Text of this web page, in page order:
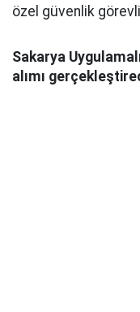
özel güvenlik
Sakarya
alımı